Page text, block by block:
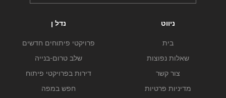
ניווט
בית
שאלות נפוצות
צור קשר
מדיניות פרטיות
נדל ן
פרויקטי פיתוחים חדשים
שלב טרום-בנייה
דירות בפרויקטי פיתוח
חפש במפה